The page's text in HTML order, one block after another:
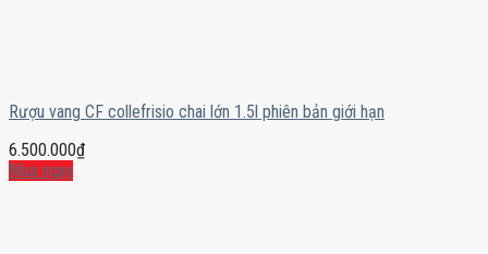
Rượu vang CF collefrisio chai lớn 1.5l phiên bản giới hạn
6.500.000₫
Mua ngay